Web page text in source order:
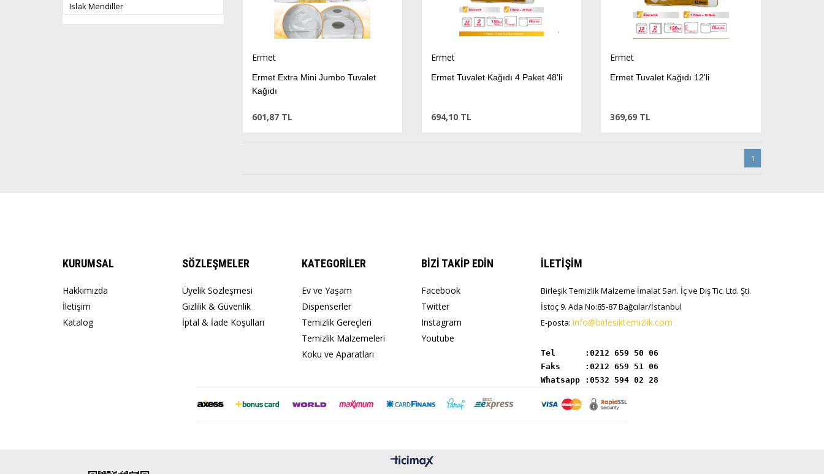
Islak Mendiller
Ermet
Ermet Extra Mini Jumbo Tuvalet
Kağıdı
601,87 TL
Ermet
Ermet Tuvalet Kağıdı 4 Paket 48'li
694,10 TL
Ermet
Ermet Tuvalet Kağıdı 12'li
369,69 TL
1
KURUMSAL
Hakkımızda
İletişim
Katalog
SÖZLEŞMELER
Üyelik Sözleşmesi
Gizlilik & Güvenlik
İptal & İade Koşulları
KATEGORİLER
Ev ve Yaşam
Dispenserler
Temizlik Gereçleri
Temizlik Malzemeleri
Koku ve Aparatları
BİZİ TAKİP EDİN
Facebook
Twitter
Instagram
Youtube
İLETİŞİM
Birleşik Temizlik Malzeme İmalat San. İç ve Dış Tic. Ltd. Şti.
İstoç 9. Ada No:85-87 Bağcılar/İstanbul
E-posta: info@birlesiktemizlik.com
Tel      :
Whatsapp :0532 594 02 28